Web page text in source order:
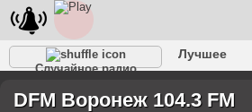
Случайное радио
Лучшее
DFM Воронеж 104.3 FM